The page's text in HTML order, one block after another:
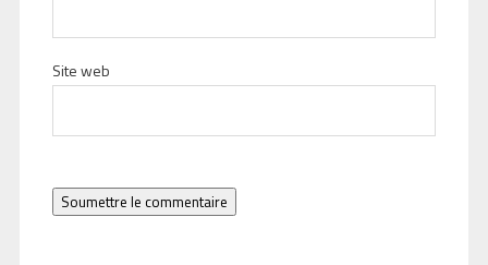
Site web
Soumettre le commentaire